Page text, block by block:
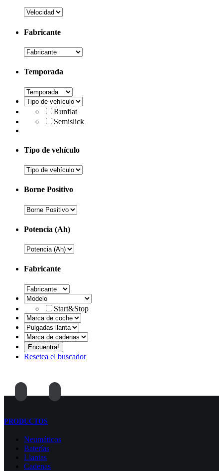
Fabricante
Temporada
Runflat
Semislick
Tipo de vehículo
Borne Positivo
Potencia (Ah)
Fabricante
Start&Stop
Resetea el buscador
PRODUCTOS
Neumáticos
Baterías
Llantas
Cadenas